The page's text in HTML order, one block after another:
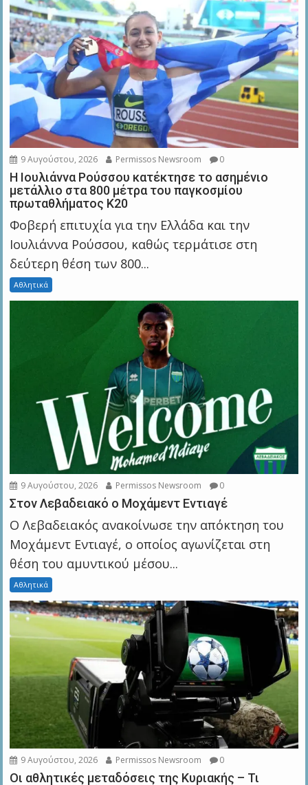
9 Αυγούστου, 2026 Permissos Newsroom 0
Η Ιουλιάννα Ρούσσου κατέκτησε το ασημένιο
μετάλλιο στα 800 μέτρα του παγκοσμίου
πρωταθλήματος Κ20
Φοβερή επιτυχία για την Ελλάδα και την
Ιουλιάννα Ρούσσου, καθώς τερμάτισε στη
δεύτερη θέση των 800...
Αθλητικά
9 Αυγούστου, 2026 Permissos Newsroom 0
Στον Λεβαδειακό ο Μοχάμεντ Εντιαγέ
Ο Λεβαδειακός ανακοίνωσε την απόκτηση του
Μοχάμεντ Εντιαγέ, ο οποίος αγωνίζεται στη
θέση του αμυντικού μέσου...
Αθλητικά
9 Αυγούστου, 2026 Permissos Newsroom 0
Οι αθλητικές μεταδόσεις της Κυριακής – Τι